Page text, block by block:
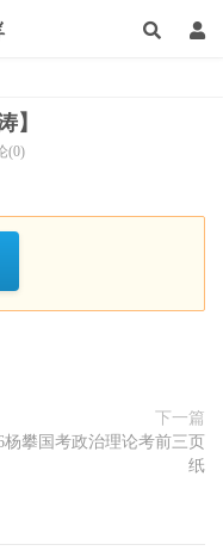
】
(0)
下一篇
杨攀国考政治理论考前三页
纸